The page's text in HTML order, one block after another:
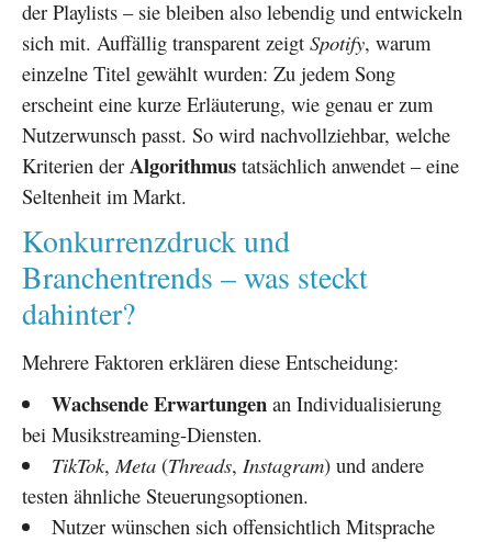
der Playlists – sie bleiben also lebendig und entwickeln
sich mit. Auffällig transparent zeigt Spotify, warum
einzelne Titel gewählt wurden: Zu jedem Song
erscheint eine kurze Erläuterung, wie genau er zum
Nutzerwunsch passt. So wird nachvollziehbar, welche
Kriterien der Algorithmus tatsächlich anwendet – eine
Seltenheit im Markt.
Konkurrenzdruck und
Branchentrends – was steckt
dahinter?
Mehrere Faktoren erklären diese Entscheidung:
Wachsende Erwartungenan Individualisierung
bei Musikstreaming-Diensten.
TikTok,Meta(Threads, Instagram) und andere
testen ähnliche Steuerungsoptionen.
Nutzer wünschen sich offensichtlich Mitsprache